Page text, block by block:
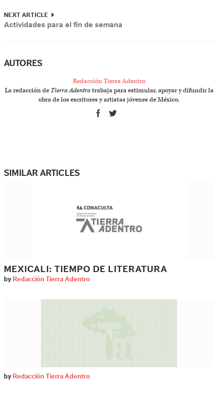
NEXT ARTICLE
Actividades para el fin de semana
AUTORES
Redacción Tierra Adentro
La redacción de Tierra Adentrotrabaja para estimular, apoyar y difundir la
obra de los escritores y artistas jóvenes de México.
SIMILAR ARTICLES
MEXICALI: TIEMPO DE LITERATURA
by Redacción Tierra Adentro
by Redacción Tierra Adentro